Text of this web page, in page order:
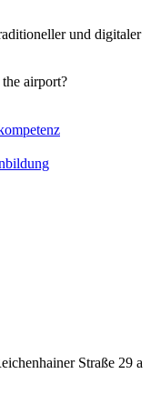
und digitaler
airport?
Straße 29 a